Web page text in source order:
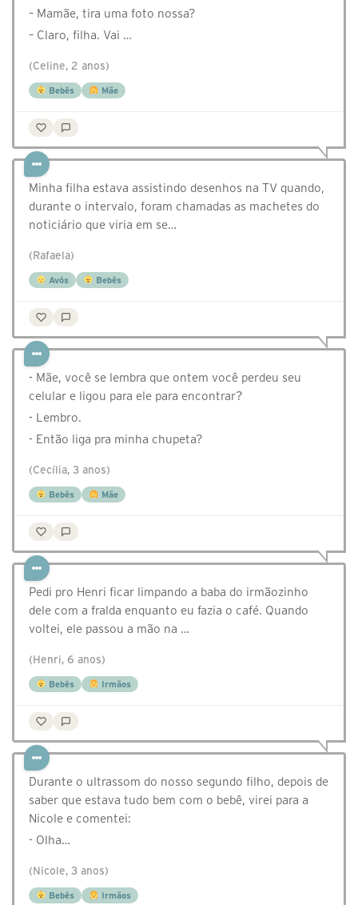
– Mamãe, tira uma foto nossa?
– Claro, filha. Vai …
(Celine, 2 anos)
Bebês Mãe
Minha filha estava assistindo desenhos na TV quando,
durante o intervalo, foram chamadas as machetes do
noticiário que viria em se…
(Rafaela)
Avós Bebês
- Mãe, você se lembra que ontem você perdeu seu
celular e ligou para ele para encontrar?
- Lembro.
- Então liga pra minha chupeta?
(Cecília, 3 anos)
Bebês Mãe
Pedi pro Henri ficar limpando a baba do irmãozinho
dele com a fralda enquanto eu fazia o café. Quando
voltei, ele passou a mão na …
(Henri, 6 anos)
Bebês Irmãos
Durante o ultrassom do nosso segundo filho, depois de
saber que estava tudo bem com o bebê, virei para a
Nicole e comentei:
- Olha…
(Nicole, 3 anos)
Bebês Irmãos